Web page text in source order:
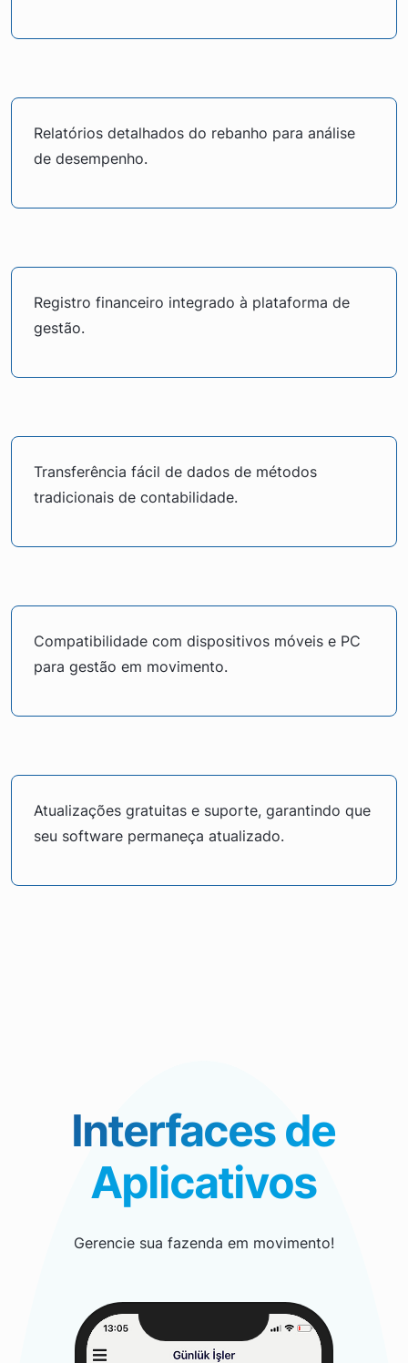
Relatórios detalhados do rebanho para análise
de desempenho.
Registro financeiro integrado à plataforma de
gestão.
Transferência fácil de dados de métodos
tradicionais de contabilidade.
Compatibilidade com dispositivos móveis e PC
para gestão em movimento.
Atualizações gratuitas e suporte, garantindo que
seu software permaneça atualizado.
Interfaces de
Aplicativos
Gerencie sua fazenda em movimento!